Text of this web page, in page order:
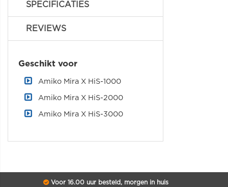
SPECIFICATIES
REVIEWS
Geschikt voor
Amiko Mira X HiS-1000
Amiko Mira X HiS-2000
Amiko Mira X HiS-3000
Voor 16.00 uur besteld, morgen in huis